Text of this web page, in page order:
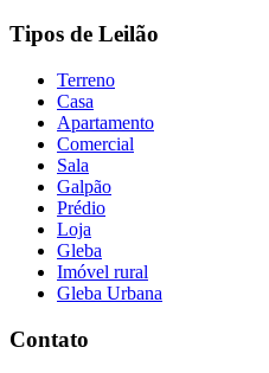
Tipos de Leilão
Terreno
Casa
Apartamento
Comercial
Sala
Galpão
Prédio
Loja
Gleba
Imóvel rural
Gleba Urbana
Contato